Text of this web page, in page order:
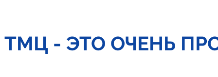
ТМЦ - ЭТО ОЧЕНЬ